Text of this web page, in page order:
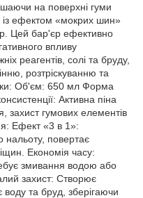
на поверхні гуми
із ефектом «мокрих шин»
Цей бар'єр ефективно
впливу
реагентів, солі та бруду,
розтріскуванню та
Об'єм: 650 мл Форма
Активна піна
гумових елементів
Ефект «3 в 1»:
повертає
Економія часу:
змивання водою або
захист: Створює
та бруд, зберігаючи